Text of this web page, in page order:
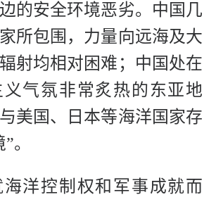
的安全环境恶劣。中国几
所包围，力量向远海及大
射均相对困难；中国处在
气氛非常炙热的东亚地
美国、日本等海洋国家存
。
海洋控制权和军事成就而